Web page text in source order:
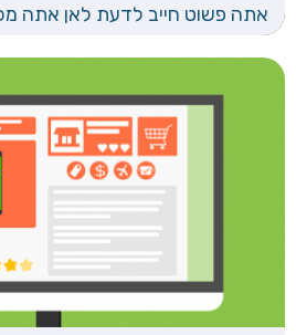
אתה פשוט חייב לדעת לאן אתה